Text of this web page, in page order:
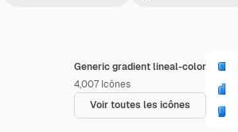
Generic gradient lineal-color
4,007 Icônes
Voir toutes les icônes